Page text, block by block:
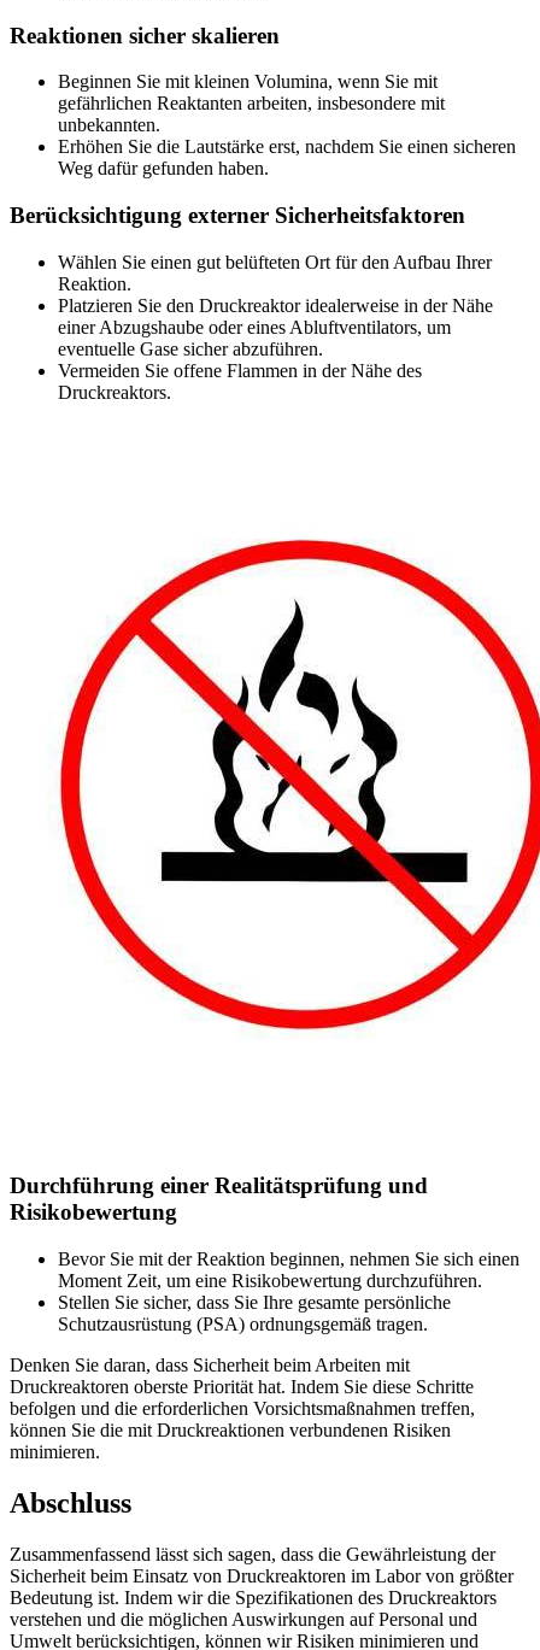
Reaktionen sicher skalieren
Beginnen Sie mit kleinen Volumina, wenn Sie mit
gefährlichen Reaktanten arbeiten, insbesondere mit
unbekannten.
Erhöhen Sie die Lautstärke erst, nachdem Sie einen sicheren
Weg dafür gefunden haben.
Berücksichtigung externer Sicherheitsfaktoren
Wählen Sie einen gut belüfteten Ort für den Aufbau Ihrer
Reaktion.
Platzieren Sie den Druckreaktor idealerweise in der Nähe
einer Abzugshaube oder eines Abluftventilators, um
eventuelle Gase sicher abzuführen.
Vermeiden Sie offene Flammen in der Nähe des
Druckreaktors.
Durchführung einer Realitätsprüfung und
Risikobewertung
Bevor Sie mit der Reaktion beginnen, nehmen Sie sich einen
Moment Zeit, um eine Risikobewertung durchzuführen.
Stellen Sie sicher, dass Sie Ihre gesamte persönliche
Schutzausrüstung (PSA) ordnungsgemäß tragen.
Denken Sie daran, dass Sicherheit beim Arbeiten mit
Druckreaktoren oberste Priorität hat. Indem Sie diese Schritte
befolgen und die erforderlichen Vorsichtsmaßnahmen treffen,
können Sie die mit Druckreaktionen verbundenen Risiken
minimieren.
Abschluss
Zusammenfassend lässt sich sagen, dass die Gewährleistung der
Sicherheit beim Einsatz von Druckreaktoren im Labor von größter
Bedeutung ist. Indem wir die Spezifikationen des Druckreaktors
verstehen und die möglichen Auswirkungen auf Personal und
Umwelt berücksichtigen, können wir Risiken minimieren und